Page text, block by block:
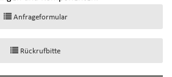
Anfrageformular
Rückrufbitte